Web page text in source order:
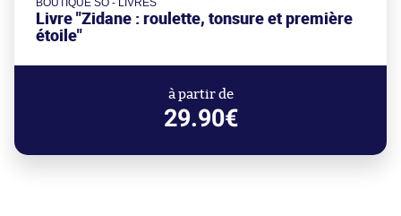
BOUTIQUE SO - LIVRES
Livre "Zidane : roulette, tonsure et première
étoile"
à partir de
29.90€